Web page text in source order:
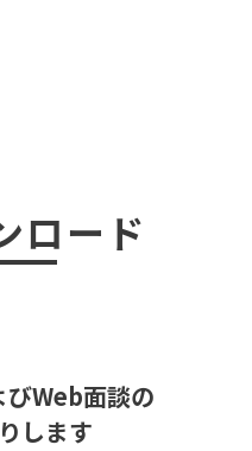
ロード
びWeb面談の
します